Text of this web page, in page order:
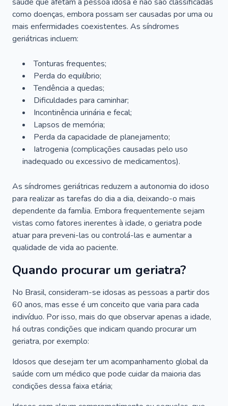
como doenças, embora possam ser causadas por uma ou
mais enfermidades coexistentes. As síndromes
geriátricas incluem:
Tonturas frequentes;
Perda do equilíbrio;
Tendência a quedas;
Dificuldades para caminhar;
Incontinência urinária e fecal;
Lapsos de memória;
Perda da capacidade de planejamento;
Iatrogenia (complicações causadas pelo uso
inadequado ou excessivo de medicamentos).
As síndromes geriátricas reduzem a autonomia do idoso
para realizar as tarefas do dia a dia, deixando-o mais
dependente da família. Embora frequentemente sejam
vistas como fatores inerentes à idade, o geriatra pode
atuar para preveni-las ou controlá-las e aumentar a
qualidade de vida ao paciente.
Quando procurar um geriatra?
No Brasil, consideram-se idosas as pessoas a partir dos
60 anos, mas esse é um conceito que varia para cada
indivíduo. Por isso, mais do que observar apenas a idade,
há outras condições que indicam quando procurar um
geriatra, por exemplo:
Idosos que desejam ter um acompanhamento global da
saúde com um médico que pode cuidar da maioria das
condições dessa faixa etária;